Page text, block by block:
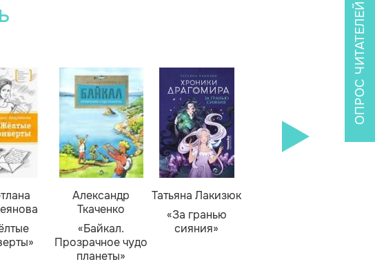
Александр
Ткаченко
«Байкал.
Прозрачное чудо
планеты»
Татьяна Лакизюк
«За гранью
сияния»
ОПРОС ЧИТАТЕЛЕЙ